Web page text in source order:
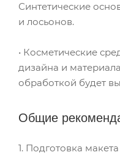
Синтетические
и лосьонов.
• Косметические
дизайна и
обработкой будет
Общие
1. Подготовка